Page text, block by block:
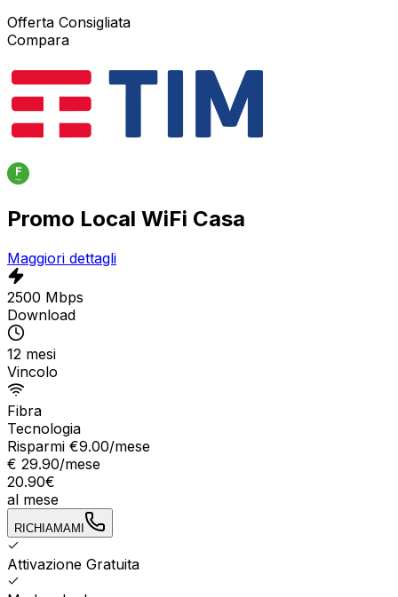
Offerta Consigliata
Compara
Promo Local WiFi Casa
Maggiori dettagli
2500 Mbps
Download
12 mesi
Vincolo
Fibra
Tecnologia
Risparmi €9.00/mese
€ 29.90/mese
20.90€
al mese
RICHIAMAMI
Attivazione Gratuita